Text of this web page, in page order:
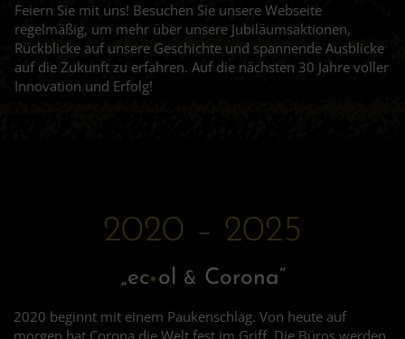
Feiern Sie mit uns! Besuchen Sie unsere Webseite
regelmäßig, um mehr über unsere Jubiläumsaktionen,
Rückblicke auf unsere Geschichte und spannende Ausblicke
auf die Zukunft zu erfahren. Auf die nächsten 30 Jahre voller
Innovation und Erfolg!
2020 – 2025
„ec·ol & Corona“
2020 beginnt mit einem Paukenschlag. Von heute auf